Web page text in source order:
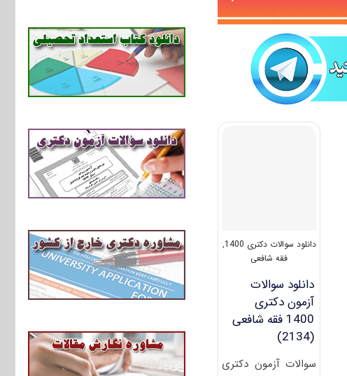
دانلود سوالات دکتری 1400
,
فقه شافعی
دانلود سوالات
آزمون دکتری
1400 فقه شافعی
(2134)
سوالات آزمون دکتری